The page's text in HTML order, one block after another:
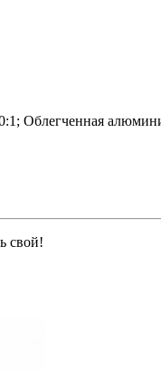
Облегченная
свой!